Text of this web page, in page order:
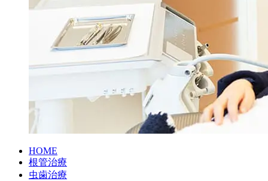
HOME
根管治療
虫歯治療